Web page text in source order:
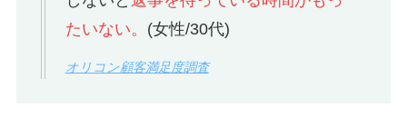
たいない。 (女性/30代)
オリコン顧客満足度調査